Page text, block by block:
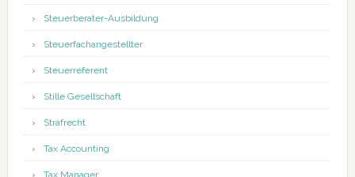
Steuerberater-Ausbildung
Steuerfachangestellter
Steuerreferent
Stille Gesellschaft
Strafrecht
Tax Accounting